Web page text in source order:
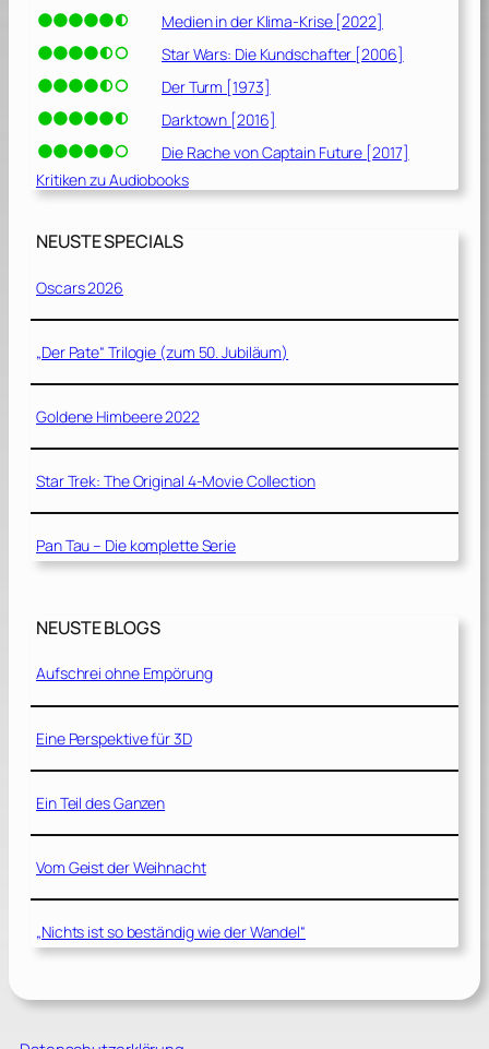
Medien in der Klima-Krise [2022]
Star Wars: Die Kundschafter [2006]
Der Turm [1973]
Darktown [2016]
Die Rache von Captain Future [2017]
Kritiken zu Audiobooks
NEUSTE SPECIALS
Oscars 2026
„Der Pate“ Trilogie (zum 50. Jubiläum)
Goldene Himbeere 2022
Star Trek: The Original 4-Movie Collection
Pan Tau – Die komplette Serie
NEUSTE BLOGS
Aufschrei ohne Empörung
Eine Perspektive für 3D
Ein Teil des Ganzen
Vom Geist der Weihnacht
„Nichts ist so beständig wie der Wandel“